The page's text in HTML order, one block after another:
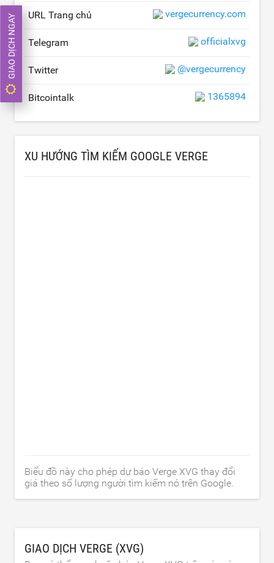
URL Trang chủ vergecurrency.com
Telegram officialxvg
Twitter @vergecurrency
Bitcointalk 1365894
XU HƯỚNG TÌM KIẾM GOOGLE VERGE
Biểu đồ này cho phép dự báo Verge XVG thay đổi
giá theo số lượng người tìm kiếm nó trên Google.
GIAO DỊCH VERGE (XVG)
GIAO DỊCH NGAY